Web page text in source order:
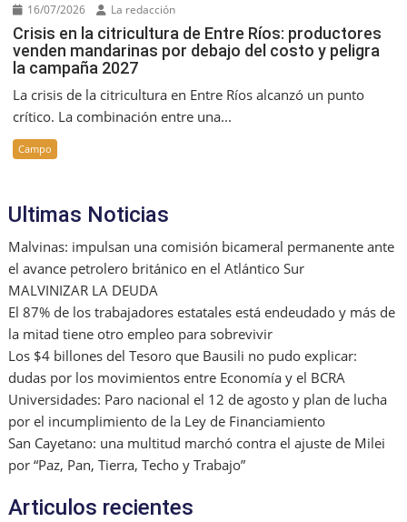
16/07/2026 La redacción
Crisis en la citricultura de Entre Ríos: productores
venden mandarinas por debajo del costo y peligra
la campaña 2027
La crisis de la citricultura en Entre Ríos alcanzó un punto
crítico. La combinación entre una...
Campo
Ultimas Noticias
Malvinas: impulsan una comisión bicameral permanente ante
el avance petrolero británico en el Atlántico Sur
MALVINIZAR LA DEUDA
El 87% de los trabajadores estatales está endeudado y más de
la mitad tiene otro empleo para sobrevivir
Los $4 billones del Tesoro que Bausili no pudo explicar:
dudas por los movimientos entre Economía y el BCRA
Universidades: Paro nacional el 12 de agosto y plan de lucha
por el incumplimiento de la Ley de Financiamiento
San Cayetano: una multitud marchó contra el ajuste de Milei
por “Paz, Pan, Tierra, Techo y Trabajo”
Articulos recientes